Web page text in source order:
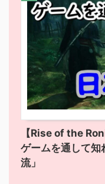
【Rise of the
ゲームを通して知
流」